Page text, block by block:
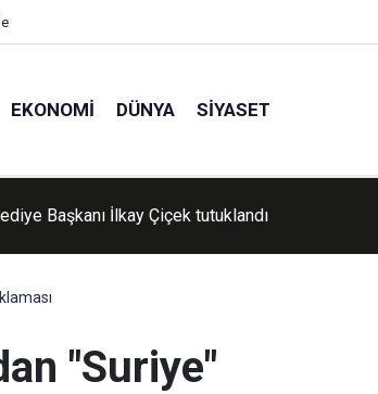
EKONOMI DÜNYA SIYASET
kursu öğrencileri piknikte buluştu
"Suriye"